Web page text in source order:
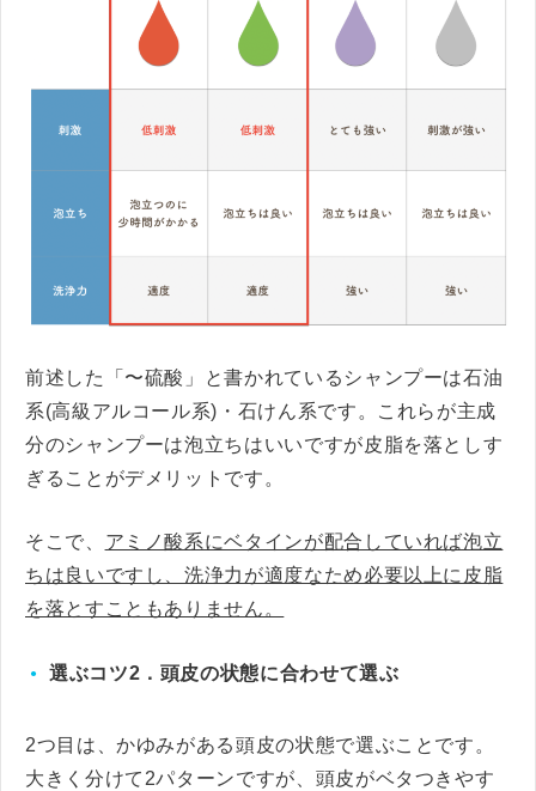
前述した「〜硫酸」と書かれているシャンプーは石油
系(高級アルコール系)・石けん系です。これらが主成
分のシャンプーは泡立ちはいいですが皮脂を落としす
ぎることがデメリットです。
そこで、 アミノ酸系にベタインが配合していれば泡立
ちは良いですし、洗浄力が適度なため必要以上に皮脂
を落とすこともありません。
選ぶコツ2．頭皮の状態に合わせて選ぶ
2つ目は、かゆみがある頭皮の状態で選ぶことです。
大きく分けて2パターンですが、頭皮がベタつきやす